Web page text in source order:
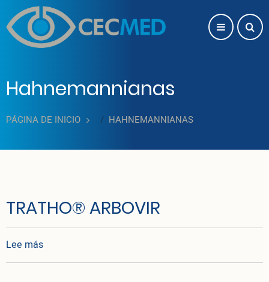
Pasar al contenido principal
Hahnemannianas
PÁGINA DE INICIO HAHNEMANNIANAS
TRATHO® ARBOVIR
Lee mássobre TRATHO® ARBOVIR